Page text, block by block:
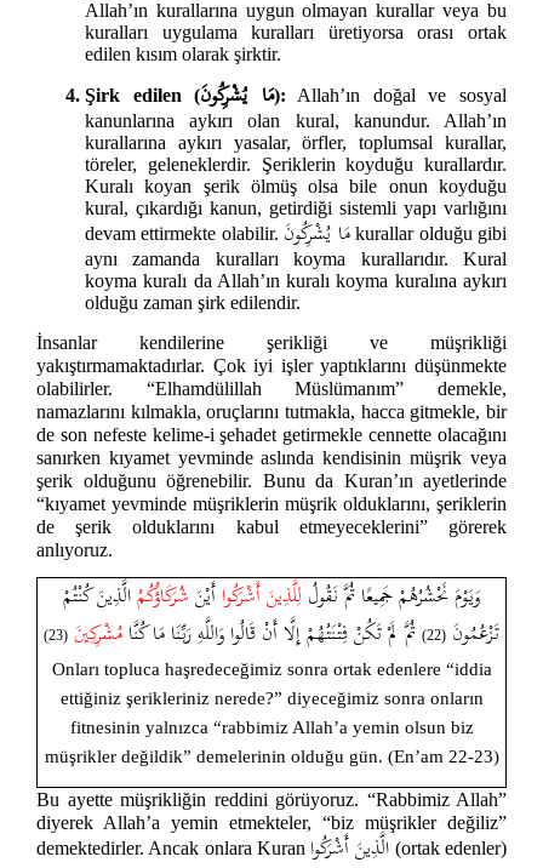
Allah’ın kurallarına uygun olmayan kurallar veya bu
kuralları uygulama kuralları üretiyorsa orası ortak
edilen kısım olarak şirktir.
Şirk edilen (مَا يُشْرِكُونَ): Allah’ın doğal ve sosyal
kanunlarına aykırı olan kural, kanundur. Allah’ın
kurallarına aykırı yasalar, örfler, toplumsal kurallar,
töreler, geleneklerdir. Şeriklerin koyduğu kurallardır.
Kuralı koyan şerik ölmüş olsa bile onun koyduğu
kural, çıkardığı kanun, getirdiği sistemli yapı varlığını
devam ettirmekte olabilir. مَا يُشْرِكُونَkurallar olduğu gibi
aynı zamanda kuralları koyma kurallarıdır. Kural
koyma kuralı da Allah’ın kuralı koyma kuralına aykırı
olduğu zaman şirk edilendir.
İnsanlar kendilerine şerikliği ve müşrikliği
yakıştırmamaktadırlar. Çok iyi işler yaptıklarını düşünmekte
olabilirler. “Elhamdülillah Müslümanım” demekle,
namazlarını kılmakla, oruçlarını tutmakla, hacca gitmekle, bir
de son nefeste kelime-i şehadet getirmekle cennette olacağını
sanırken kıyamet yevminde aslında kendisinin müşrik veya
şerik olduğunu öğrenebilir. Bunu da Kuran’ın ayetlerinde
“kıyamet yevminde müşriklerin müşrik olduklarını, şeriklerin
de şerik olduklarını kabul etmeyeceklerini” görerek
anlıyoruz.
وَيَوْمَ نَحْشُرُهُمْ جَمِيعًا ثُمَّ نَقُولُلِلَّذِينَ أَشْرَكُواأَيْنَشُرَكَاؤُكُمُالَّذِينَ كُنْتُمْ
تَزْعُمُونَ (22) ثُمَّ لَمْ تَكُنْ فِتْنَتُهُمْ إِلَّا أَنْ قَالُوا وَاللَّهِ رَبِّنَا مَا كُنَّامُشْرِكِينَ (23)
Onları topluca haşredeceğimiz sonra ortak edenlere “iddia
ettiğiniz şerikleriniz nerede?” diyeceğimiz sonra onların
fitnesinin yalnızca “rabbimiz Allah’a yemin olsun biz
müşrikler değildik” demelerinin olduğu gün. (En’am 22-23)
Bu ayette müşrikliğin reddini görüyoruz. “Rabbimiz Allah”
diyerek Allah’a yemin etmekteler, “biz müşrikler değiliz”
demektedirler. Ancak onlara Kuran الَّذِينَ أَشْرَكُوا (ortak edenler)